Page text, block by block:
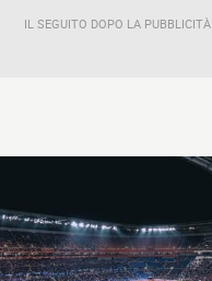
IL SEGUITO DOPO LA PUBBLICITÀ